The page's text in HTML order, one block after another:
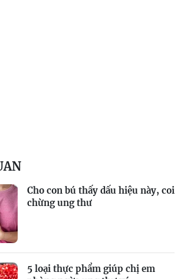
Cho con bú thấy dấu hiệu này, coi
chừng ung thư
5 loại thực phẩm giúp chị em